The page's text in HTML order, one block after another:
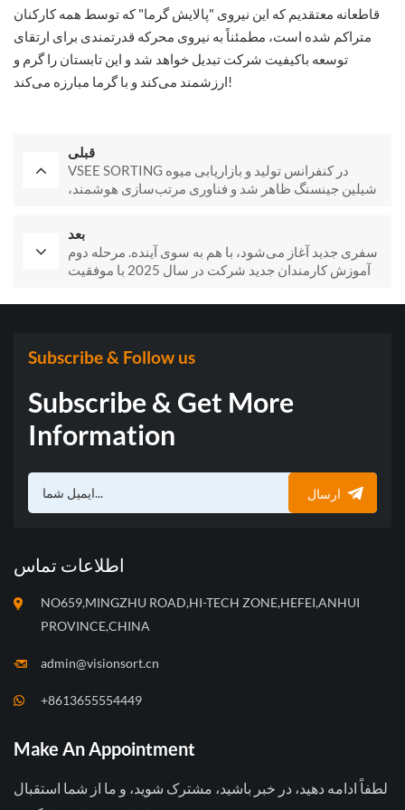
قاطعانه معتقدیم که این نیروی "پالایش گرما" که توسط همه کارکنان
متراکم شده است، مطمئناً به نیروی محرکه قدرتمندی برای ارتقای
توسعه باکیفیت شرکت تبدیل خواهد شد و این تابستان را گرم و
ارزشمند می‌کند و با گرما مبارزه می‌کند!
قبلی
VSEE SORTING در کنفرانس تولید و بازاریابی میوه
شیلین جینسنگ ظاهر شد و فناوری مرتب‌سازی هوشمند،
بعد
سفری جدید آغاز می‌شود، با هم به سوی آینده. مرحله دوم
آموزش کارمندان جدید شرکت در سال 2025 با موفقیت
Subscribe & Follow us
Subscribe & Get More
Information
ارسال
اطلاعات تماس
NO659,MINGZHU ROAD,HI-TECH ZONE,HEFEI,ANHUI
PROVINCE,CHINA
admin@visionsort.cn
+8613655554449
Make An Appointment
لطفاً ادامه دهید، در خبر باشید، مشترک شوید، و ما از شما استقبال